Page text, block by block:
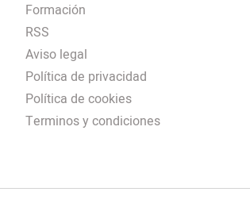
Formación
RSS
Aviso legal
Política de privacidad
Política de cookies
Terminos y condiciones